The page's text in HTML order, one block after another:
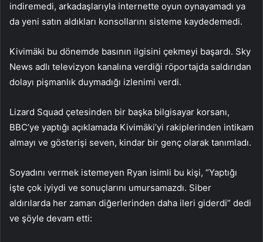
indiremedi, arkadaşlarıyla internette oyun oynayamadı ya
da yeni satın aldıkları konsollarını sisteme kaydedemedi.
Kivimäki bu dönemde basının ilgisini çekmeyi başardı. Sky
News adlı televizyon kanalına verdiği röportajda saldırıdan
dolayı pişmanlık duymadığı izlenimi verdi.
Lizard Squad çetesinden bir başka bilgisayar korsanı,
BBC’ye yaptığı açıklamada Kivimäki’yi rakiplerinden intikam
almayı ve gösterişi seven, kindar bir genç olarak tanımladı.
Soyadını vermek istemeyen Ryan isimli bu kişi, “Yaptığı
işte çok iyiydi ve sonuçlarını umursamazdı. Siber
aldırılarda her zaman diğerlerinden daha ileri giderdi” dedi
ve şöyle devam etti: